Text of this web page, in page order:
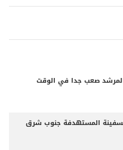
المرشد صعب جدا في الوقت
المستهدفة جنوب شرق